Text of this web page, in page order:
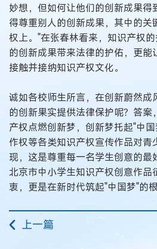
妙想，但如何让他们的创新成果得
得尊重别人的创新成果，其中的关
权上。"在张春林看来，知识产权
的创新成果带来法律的护佑，更能
接触并接纳知识产权文化。
诚如各校师生所言，在创新蔚然成
的创新果实提供法律保护呢？答案
产权点燃创新梦，创新梦托起"中
作权等各类知识产权宣传作品对青
现，这是尊重每一名学生创意的最
北京市中小学生知识产权创意作品
衷，更是在新时代筑起"中国梦"的
上一篇